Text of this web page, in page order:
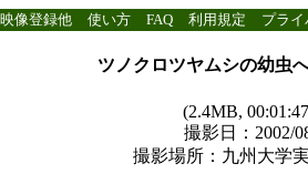
映像登録他 使い方 FAQ 利用規定 プラ
ツノクロツヤムシの幼虫
(2.4MB,
撮影日：2002/
撮影場所：九州大学